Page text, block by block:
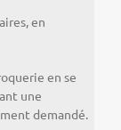
en
en se
une
demandé.